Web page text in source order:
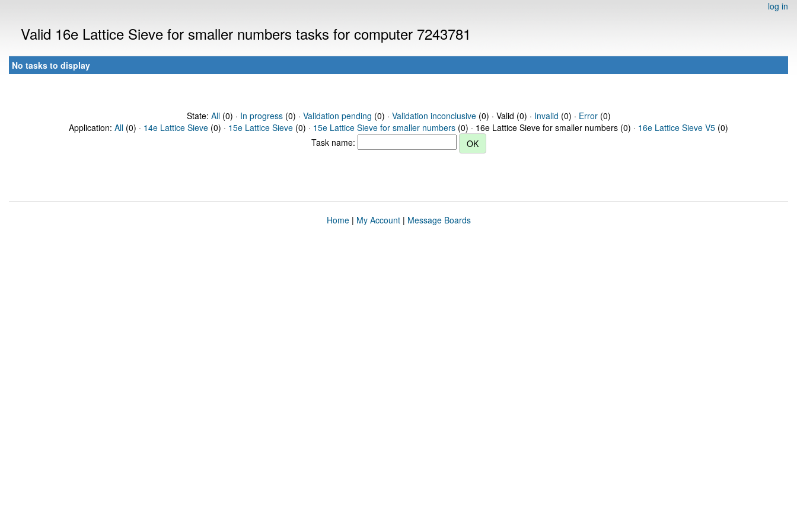
log in
Valid 16e Lattice Sieve for smaller numbers tasks for computer 7243781
No tasks to display
State: All(0) · In progress(0) · Validation pending (0) · Validation inconclusive(0) · Valid (0) · Invalid (0) · Error(0)
Application: All (0) · 14e Lattice Sieve (0) · 15e Lattice Sieve (0) · 15e Lattice Sieve for smaller numbers (0) · 16e Lattice Sieve for smaller numbers (0) · 16e Lattice Sieve V5 (0)
Task name:
Home| My Account| Message Boards